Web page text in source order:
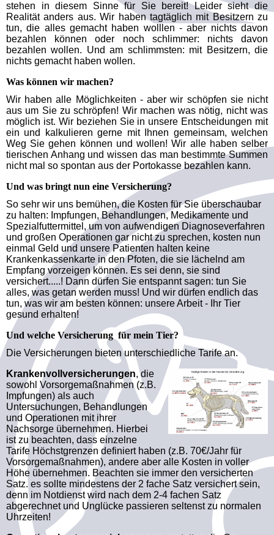
stehen in diesem Sinne für Sie bereit! Leider sieht die
Realität anders aus. Wir haben tagtäglich mit Besitzern zu
tun, die alles gemacht haben wolllen - aber nichts davon
bezahlen können oder noch schlimmer: nichts davon
bezahlen wollen. Und am schlimmsten: mit Besitzern, die
nichts gemacht haben wollen.
Was können wir machen?
Wir haben alle Möglichkeiten - aber wir schöpfen sie nicht
aus um Sie zu schröpfen! Wir machen was nötig, nicht was
möglich ist. Wir beziehen Sie in unsere Entscheidungen mit
ein und kalkulieren gerne mit Ihnen gemeinsam, welchen
Weg Sie gehen können und wollen! Wir alle haben selber
tierischen Anhang und wissen das man bestimmte Summen
nicht mal so spontan aus der Portokasse bezahlen kann.
Und was bringt nun eine Versicherung?
So sehr wir uns bemühen, die Kosten für Sie überschaubar
zu halten: Impfungen, Behandlungen, Medikamente und
Spezialfuttermittel, um von aufwendigen Diagnoseverfahren
und großen Operationen gar nicht zu sprechen, kosten nun
einmal Geld und unsere Patienten halten keine
Krankenkassenkarte in den Pfoten, die sie lächelnd am
Empfang vorzeigen können. Es sei denn, sie sind
versichert.....! Dann dürfen Sie entspannt sagen: tun Sie
alles, was getan werden muss! Und wir dürfen endlich das
tun, was wir am besten können: unsere Arbeit - Ihr Tier
gesund erhalten!
Und welche Versicherung für mein Tier?
Die Versicherungen bieten unterschiedliche Tarife an.
Krankenvollversicherungen, die
sowohl Vorsorgemaßnahmen (z.B.
Impfungen) als auch
Untersuchungen, Behandlungen
und Operationen mit ihrer
Nachsorge übernehmen. Hierbei
ist zu beachten, dass einzelne
Tarife Höchstgrenzen definiert haben (z.B. 70€/Jahr für
Vorsorgemaßnahmen), andere aber alle Kosten in voller
Höhe übernehmen. Beachten sie immer den versicherten
Satz. es sollte mindestens der 2 fache Satz versichert sein,
denn im Notdienst wird nach dem 2-4 fachen Satz
abgerechnet und Unglücke passieren seltenst zu normalen
Uhrzeiten!